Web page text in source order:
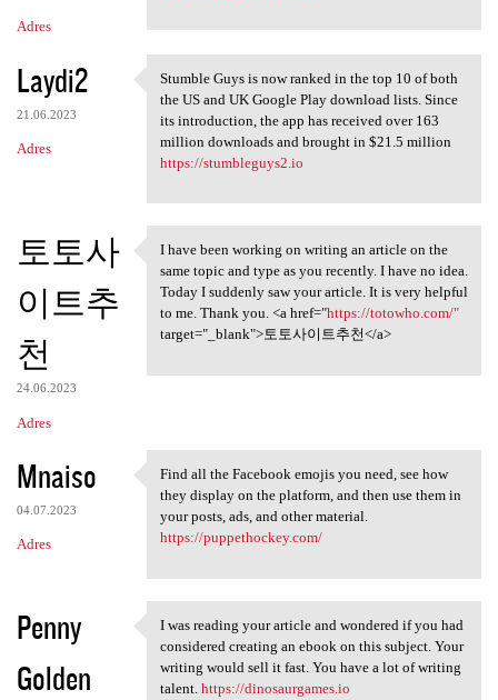
Adres
Laydi2
21.06.2023
Adres
Stumble Guys is now ranked in
Stumble Guys is now ranked in the top 10 of both
the US and UK Google Play download lists. Since
its introduction, the app has received over 163
million downloads and brought in $21.5 million
https://stumbleguys2.io
토토사
이트추
천
24.06.2023
Adres
I have been working on
I have been working on writing an article on the
same topic and type as you recently. I have no idea.
Today I suddenly saw your article. It is very helpful
to me. Thank you. <a href="https://totowho.com/"
target="_blank">토토사이트추천</a>
Mnaiso
04.07.2023
Adres
Find all the Facebook emojis
Find all the Facebook emojis you need, see how
they display on the platform, and then use them in
your posts, ads, and other material.
https://puppethockey.com/
Penny
Golden
I was reading your article
I was reading your article and wondered if you had
considered creating an ebook on this subject. Your
writing would sell it fast. You have a lot of writing
talent. https://dinosaurgames.io